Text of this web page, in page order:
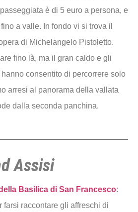
è di 5 euro a persona, e
a valle. In fondo vi si trova il
di Michelangelo Pistoletto.
fino là, ma il gran caldo e gli
consentito di percorrere solo
arresi al panorama della vallata
dalla seconda panchina.
Assisi
Basilica di San Francesco:
farsi raccontare gli affreschi di